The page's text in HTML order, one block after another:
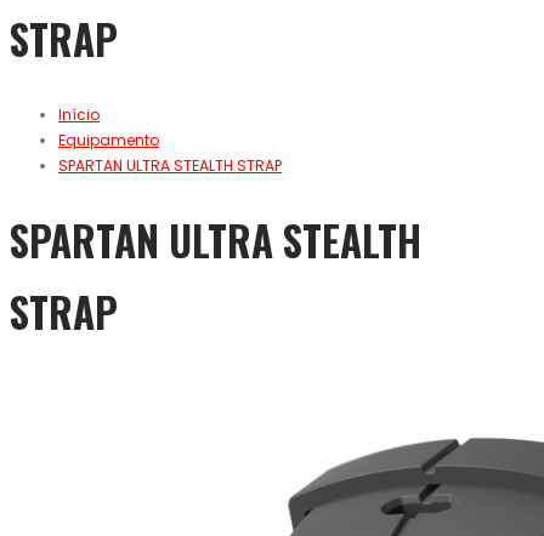
STRAP
Início
Equipamento
SPARTAN ULTRA STEALTH STRAP
SPARTAN ULTRA STEALTH
STRAP